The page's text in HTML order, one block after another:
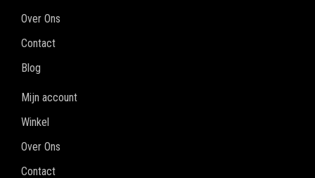
Over Ons
Contact
Blog
Mijn account
Winkel
Over Ons
Contact